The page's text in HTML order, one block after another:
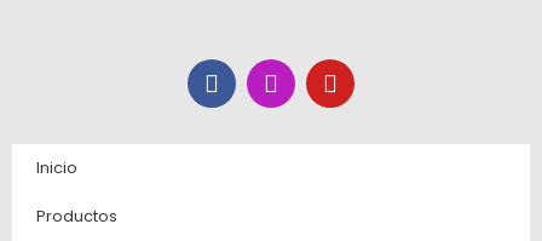
F
a
c
e
I
n
s
t
Y
o
u
t
Inicio
Productos